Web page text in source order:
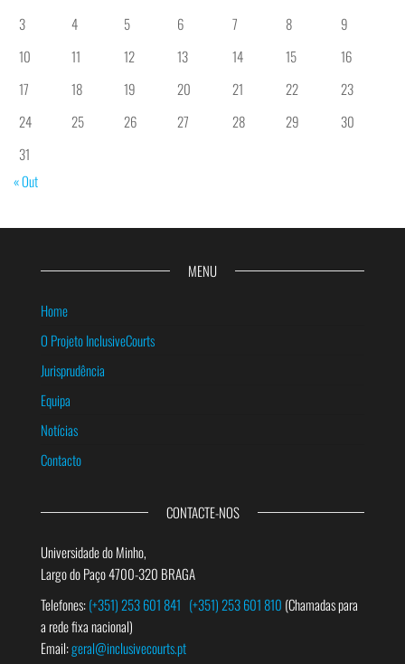
3
4 5 6 7 8
9
10
11 12 13 14 15
16
17
18 19 20 21 22
23
24
25 26 27 28 29
30
31
« Out
MENU
Home
O Projeto InclusiveCourts
Jurisprudência
Equipa
Notícias
Contacto
CONTACTE-NOS
Universidade do Minho,
Largo do Paço 4700-320 BRAGA
Telefones:(+351) 253 601 841 (+351) 253 601 810 (Chamadas para
a rede fixa nacional)
Email:geral@inclusivecourts.pt